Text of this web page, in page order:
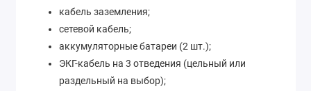
кабель заземления;
сетевой кабель;
аккумуляторные батареи (2 шт.);
ЭКГ-кабель на 3 отведения (цельный или
раздельный на выбор);